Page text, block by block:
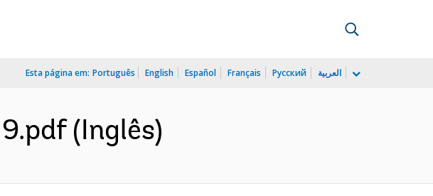
Esta página em: Português English Español Français Русский العربية
(Inglês)